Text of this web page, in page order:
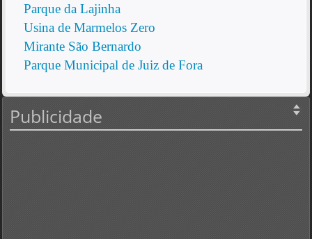
Parque da Lajinha
Usina de Marmelos Zero
Mirante São Bernardo
Parque Municipal de Juiz de Fora
Publicidade